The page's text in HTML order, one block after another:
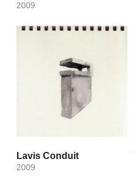
2009
Lavis Conduit
2009